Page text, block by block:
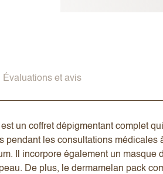
Évaluations et avis
un coffret dépigmentant complet
les consultations
Il incorpore également un
De plus, le dermamelan pack